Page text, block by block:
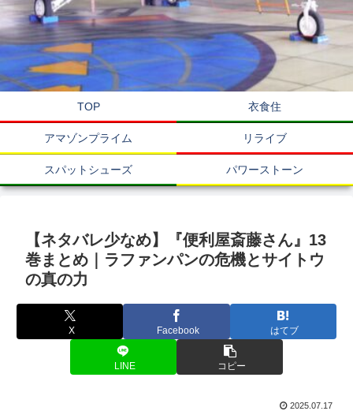
TOP 衣食住
アマゾンプライム リライブ
スパットシューズ パワーストーン
【ネタバレ少なめ】『便利屋斎藤さん』13
巻まとめ｜ラファンパンの危機とサイトウ
の真の力
X Facebook はてブ
LINE コピー
2025.07.17